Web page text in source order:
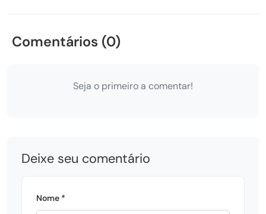
Comentários (0)
Seja o primeiro a comentar!
Deixe seu comentário
Nome *